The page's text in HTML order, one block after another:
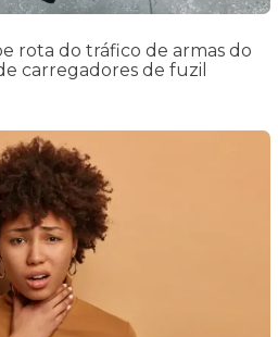
rota do tráfico de armas do
carregadores de fuzil